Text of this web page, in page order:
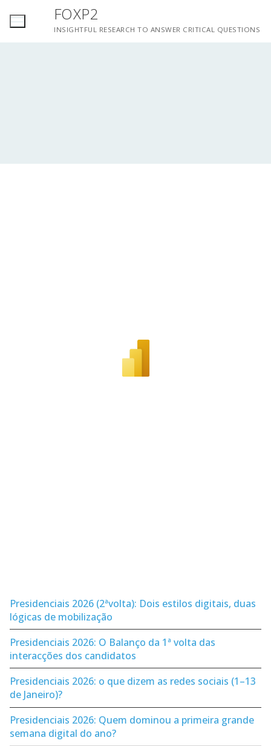
FOXP2
INSIGHTFUL RESEARCH TO ANSWER CRITICAL QUESTIONS
Presidenciais 2026 (2ªvolta): Dois estilos digitais, duas
lógicas de mobilização
Presidenciais 2026: O Balanço da 1ª volta das
interacções dos candidatos
Presidenciais 2026: o que dizem as redes sociais (1–13
de Janeiro)?
Presidenciais 2026: Quem dominou a primeira grande
semana digital do ano?